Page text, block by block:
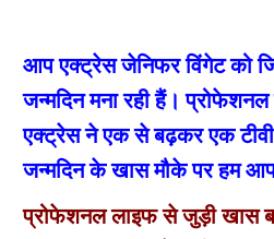
आप एक्ट्रेस जेनिफर विंगेट को
जन्मदिन मना रही हैं।
एक्ट्रेस ने एक से बढ़कर एक
जन्मदिन के खास मौके पर हम
प्रोफेशनल लाइफ से जुड़ी खास